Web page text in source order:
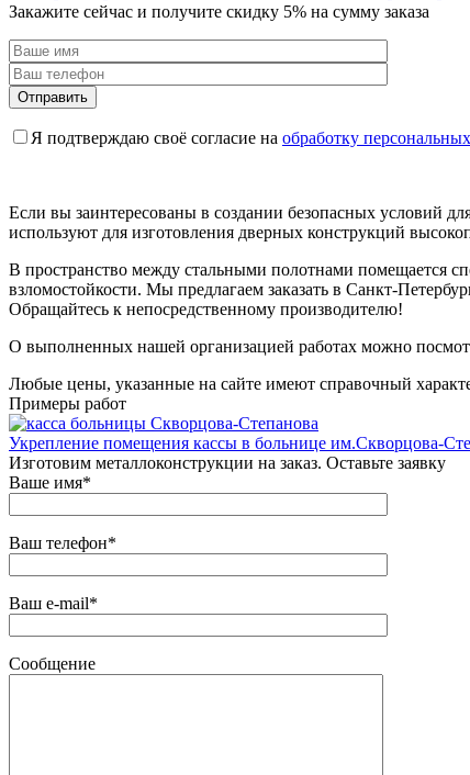
Закажите сейчас и получите скидку 5% на сумму заказа
Я подтверждаю своё согласие на обработку
Если вы заинтересованы в создании безопасных условий
используют для изготовления дверных конструкций
В пространство между стальными полотнами помещается
взломостойкости. Мы предлагаем заказать в Санкт-
Обращайтесь к непосредственному производителю!
О выполненных нашей организацией работах можно
Любые цены, указанные на сайте имеют справочный
Примеры работ
Укрепление помещения кассы в больнице им.Скворцова-
Изготовим металлоконструкции на заказ. Оставьте заявку
Ваше имя*
Ваш телефон*
Ваш e-mail*
Сообщение